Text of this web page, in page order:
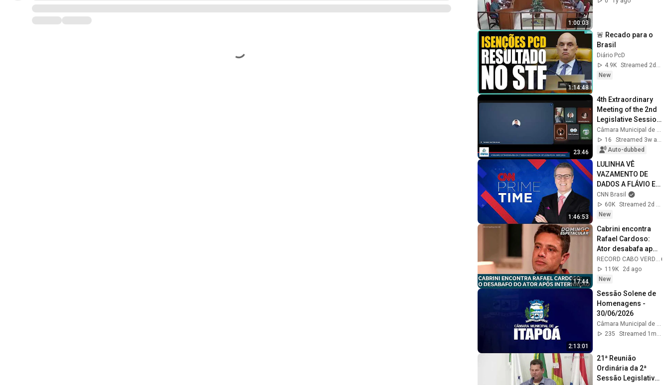
1:00:03
1:14:48
🚨 Recado para o
Brasil
Diário PcD
4.9K
Streamed 2d ago
New
23:46
4th Extraordinary
Meeting of the 2nd
Legislative Session
of the 10th
Legislature - Date:
07/09/2026
Câmara Municipal de Itapoá Oficial
16
Streamed 3w ago
Auto-dubbed
1:46:53
LULINHA VÊ
VAZAMENTO DE
DADOS A FLÁVIO E
PEDE APURAÇÃO |
CNN PRIME TIME
CNN Brasil
60K
Streamed 2d ago
New
17:44
Cabrini encontra
Rafael Cardoso:
Ator desabafa após
internação ‘Pensei
que ia morrer
sozinho’
RECORD CABO VERDE
119K
2d ago
New
2:13:01
Sessão Solene de
Homenagens -
30/06/2026
Câmara Municipal de Itapoá Oficial
235
Streamed 1mo ago
21ª Reunião
Ordinária da 2ª
Sessão Legislativa